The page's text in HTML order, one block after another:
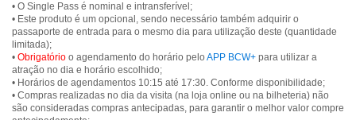
• O Single Pass é nominal e intransferível;
• Este produto é um opcional, sendo necessário também adquirir o
passaporte de entrada para o mesmo dia para utilização deste (quantidade
limitada);
• Obrigatório o agendamento do horário pelo APP BCW+ para utilizar a
atração no dia e horário escolhido;
• Horários de agendamentos 10:15 até 17:30. Conforme disponibilidade;
• Compras realizadas no dia da visita (na loja online ou na bilheteria) não
são consideradas compras antecipadas, para garantir o melhor valor compre